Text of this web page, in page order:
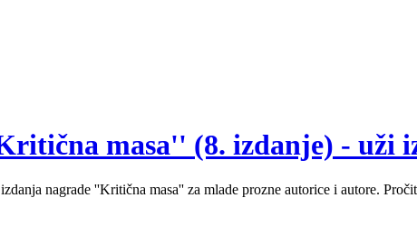
masa'' (8. izdanje) - uži
nagrade ''Kritična masa'' za mlade prozne autorice i autore.